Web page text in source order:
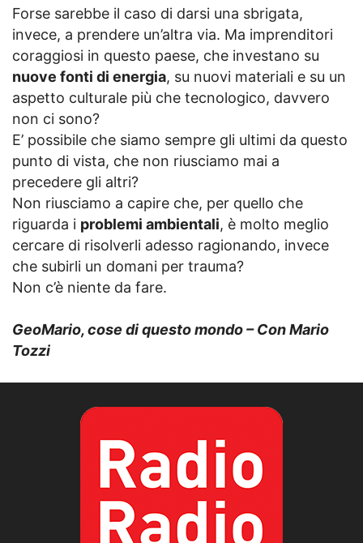
Forse sarebbe il caso di darsi una sbrigata,
invece, a prendere un’altra via. Ma imprenditori
coraggiosi in questo paese, che investano su
nuove fonti di energia, su nuovi materiali e su un
aspetto culturale più che tecnologico, davvero
non ci sono?
E’ possibile che siamo sempre gli ultimi da questo
punto di vista, che non riusciamo mai a
precedere gli altri?
Non riusciamo a capire che, per quello che
riguarda i problemi ambientali, è molto meglio
cercare di risolverli adesso ragionando, invece
che subirli un domani per trauma?
Non c’è niente da fare.
GeoMario, cose di questo mondo – Con Mario
Tozzi